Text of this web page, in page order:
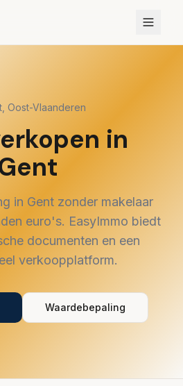
Oost-Vlaanderen
in
in Gentzonder makelaar
euro's. EasyImmo biedt
documenten en een
verkoopplatform.
Waardebepaling